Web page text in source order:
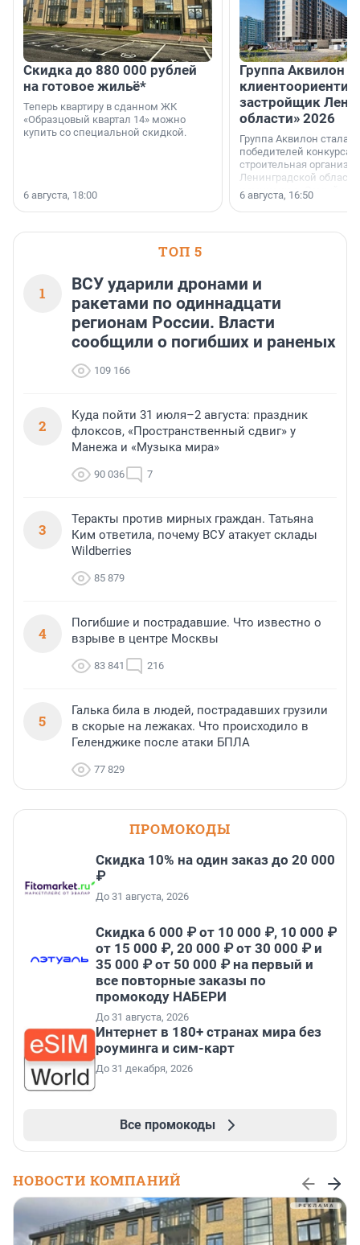
Скидка до 880 000 рублей
на готовое жильё*
Теперь квартиру в сданном ЖК
«Образцовый квартал 14» можно
купить со специальной скидкой.
6 августа, 18:00
Группа Аквилон
застройщик
области» 2026
Группа Аквилон стала
победителей конкурса
строительная
Ленинградской области
номинации «Самый
застройщик
области».
6 августа, 16:50
ТОП 5
1
ВСУ ударили дронами и
ракетами по одиннадцати
регионам России. Власти
сообщили о погибших и раненых
109 166
2
Куда пойти 31 июля–2 августа: праздник
флоксов, «Пространственный сдвиг» у
Манежа и «Музыка мира»
90 036 7
3
Теракты против мирных граждан. Татьяна
Ким ответила, почему ВСУ атакует склады
Wildberries
85 879
4
Погибшие и пострадавшие. Что известно о
взрыве в центре Москвы
83 841 216
5
Галька била в людей, пострадавших грузили
в скорые на лежаках. Что происходило в
Геленджике после атаки БПЛА
77 829
ПРОМОКОДЫ
Скидка 10% на один заказ до 20 000
₽
До 31 августа, 2026
Скидка 6 000 ₽ от 10 000 ₽, 10 000 ₽
от 15 000 ₽, 20 000 ₽ от 30 000 ₽ и
35 000 ₽ от 50 000 ₽ на первый и
все повторные заказы по
промокоду НАБЕРИ
До 31 августа, 2026
Интернет в 180+ странах мира без
роуминга и сим-карт
До 31 декабря, 2026
Все промокоды
НОВОСТИ КОМПАНИЙ